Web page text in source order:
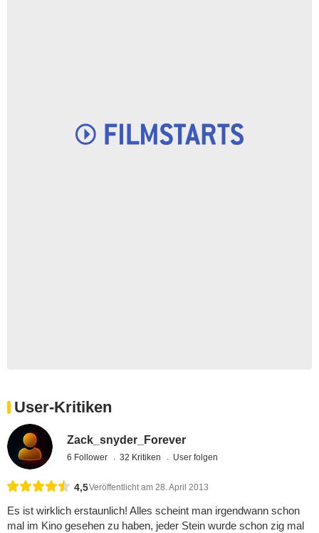
User-Kritiken
Zack_snyder_Forever
6 Follower 32 Kritiken User folgen
4,5Veröffentlicht am 28. April 2013
Es ist wirklich erstaunlich! Alles scheint man irgendwann schon
mal im Kino gesehen zu haben, jeder Stein wurde schon zig mal